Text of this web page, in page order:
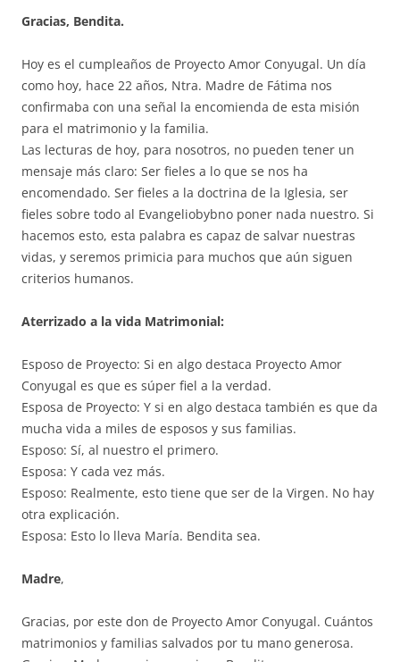
Gracias, Bendita.
Hoy es el cumpleaños de Proyecto Amor Conyugal. Un día
como hoy, hace 22 años, Ntra. Madre de Fátima nos
confirmaba con una señal la encomienda de esta misión
para el matrimonio y la familia.
Las lecturas de hoy, para nosotros, no pueden tener un
mensaje más claro: Ser fieles a lo que se nos ha
encomendado. Ser fieles a la doctrina de la Iglesia, ser
fieles sobre todo al Evangeliobybno poner nada nuestro. Si
hacemos esto, esta palabra es capaz de salvar nuestras
vidas, y seremos primicia para muchos que aún siguen
criterios humanos.
Aterrizado a la vida Matrimonial:
Esposo de Proyecto: Si en algo destaca Proyecto Amor
Conyugal es que es súper fiel a la verdad.
Esposa de Proyecto: Y si en algo destaca también es que da
mucha vida a miles de esposos y sus familias.
Esposo: Sí, al nuestro el primero.
Esposa: Y cada vez más.
Esposo: Realmente, esto tiene que ser de la Virgen. No hay
otra explicación.
Esposa: Esto lo lleva María. Bendita sea.
Madre,
Gracias, por este don de Proyecto Amor Conyugal. Cuántos
matrimonios y familias salvados por tu mano generosa.